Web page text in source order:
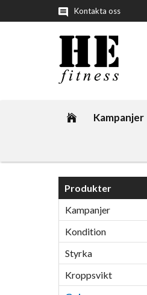
Kontakta oss
Kampanjer
Produkter
Kampanjer
Kondition
Styrka
Kroppsvikt